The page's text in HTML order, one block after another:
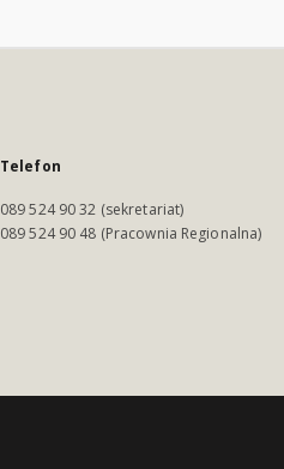
Telefon
089 524 90 32 (sekretariat)
089 524 90 48 (Pracownia Regionalna)